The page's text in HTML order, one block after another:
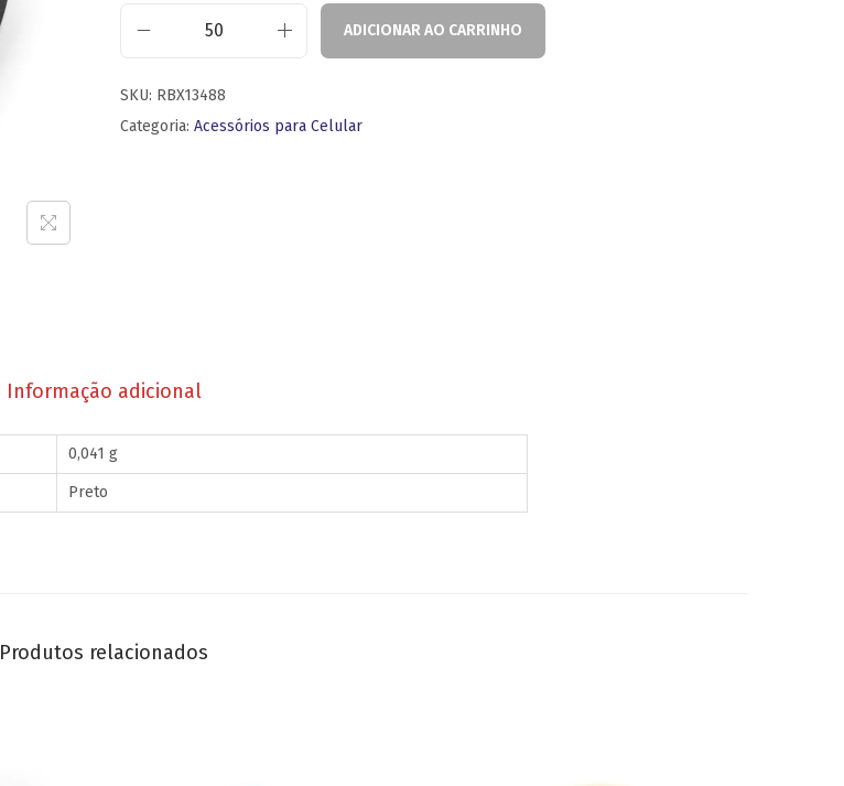
ADICIONAR AO CARRINHO
SKU: RBX13488
Categoria: Acessórios para Celular
Informação adicional
0,041 g
Preto
Produtos relacionados